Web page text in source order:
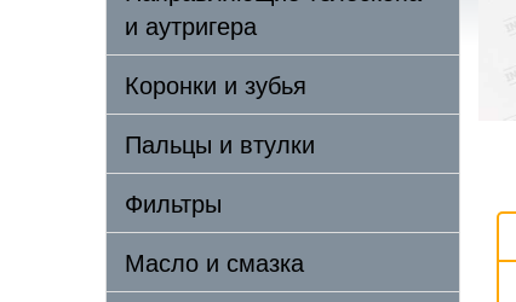
и аутригера
Коронки и зубья
Пальцы и втулки
Фильтры
Масло и смазка